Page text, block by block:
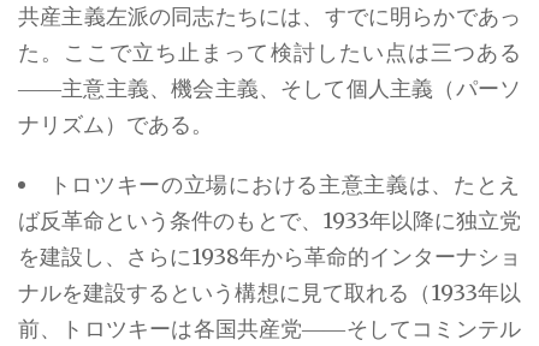
共産主義左派の同志たちには、すでに明らかであっ
た。ここで立ち止まって検討したい点は三つある
――主意主義、機会主義、そして個人主義（パーソ
ナリズム）である。
トロツキーの立場における主意主義は、たとえ
ば反革命という条件のもとで、1933年以降に独立党
を建設し、さらに1938年から革命的インターナショ
ナルを建設するという構想に見て取れる（1933年以
前、トロツキーは各国共産党――そしてコミンテル